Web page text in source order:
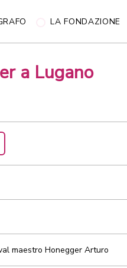
LA FONDAZIONE
a Lugano
maestro Honegger Arturo